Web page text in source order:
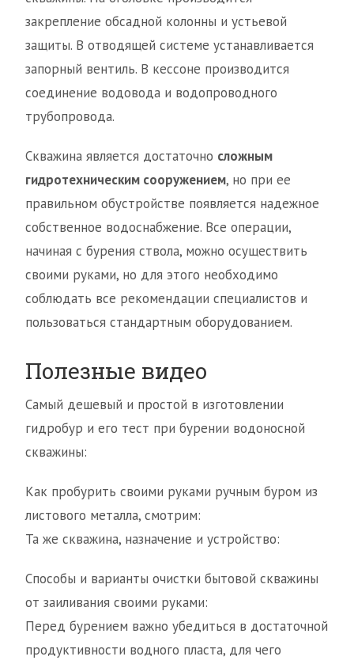
закрепление обсадной колонны и устьевой
защиты. В отводящей системе устанавливается
запорный вентиль. В кессоне производится
соединение водовода и водопроводного
трубопровода.
Скважина является достаточно сложным
гидротехническим сооружением, но при ее
правильном обустройстве появляется надежное
собственное водоснабжение. Все операции,
начиная с бурения ствола, можно осуществить
своими руками, но для этого необходимо
соблюдать все рекомендации специалистов и
пользоваться стандартным оборудованием.
Полезные видео
Самый дешевый и простой в изготовлении
гидробур и его тест при бурении водоносной
скважины:
Как пробурить своими руками ручным буром из
листового металла, смотрим:
Та же скважина, назначение и устройство:
Способы и варианты очистки бытовой скважины
от заиливания своими руками:
Перед бурением важно убедиться в достаточной
продуктивности водного пласта, для чего